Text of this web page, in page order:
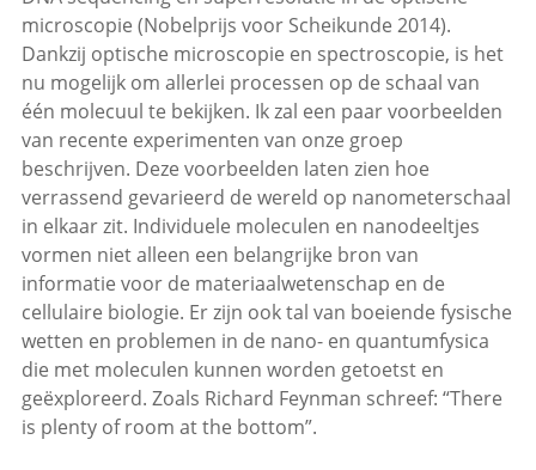
microscopie (Nobelprijs voor Scheikunde 2014).
Dankzij optische microscopie en spectroscopie, is het
nu mogelijk om allerlei processen op de schaal van
één molecuul te bekijken. Ik zal een paar voorbeelden
van recente experimenten van onze groep
beschrijven. Deze voorbeelden laten zien hoe
verrassend gevarieerd de wereld op nanometerschaal
in elkaar zit. Individuele moleculen en nanodeeltjes
vormen niet alleen een belangrijke bron van
informatie voor de materiaalwetenschap en de
cellulaire biologie. Er zijn ook tal van boeiende fysische
wetten en problemen in de nano- en quantumfysica
die met moleculen kunnen worden getoetst en
geëxploreerd. Zoals Richard Feynman schreef: “There
is plenty of room at the bottom”.